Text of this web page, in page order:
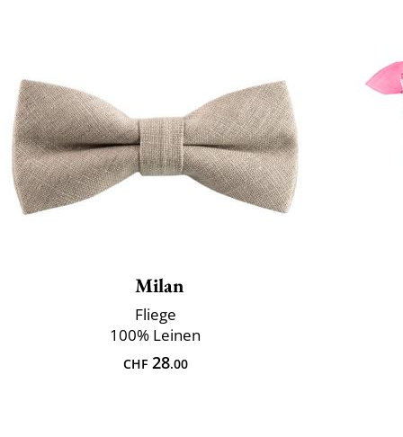
Milan
Fliege
100% Leinen
CHF28.00